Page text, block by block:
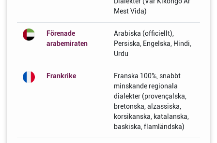
Mest Vida)
Förenade
arabemiraten
Arabiska (officiellt),
Persiska, Engelska, Hindi,
Urdu
Frankrike
Franska 100%, snabbt
minskande regionala
dialekter (provençalska,
bretonska, alzassiska,
korsikanska, katalanska,
baskiska, flamländska)